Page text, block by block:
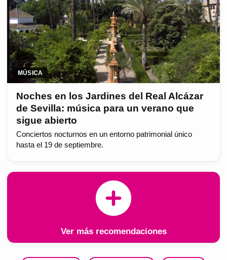
MÚSICA
Noches en los Jardines del Real Alcázar
de Sevilla: música para un verano que
sigue abierto
Conciertos nocturnos en un entorno patrimonial único
hasta el 19 de septiembre.
Ver más recomendaciones